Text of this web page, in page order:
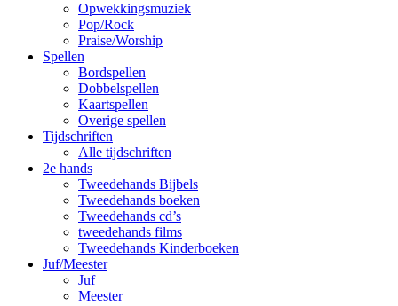
Opwekkingsmuziek
Pop/Rock
Praise/Worship
Spellen
Bordspellen
Dobbelspellen
Kaartspellen
Overige spellen
Tijdschriften
Alle tijdschriften
2e hands
Tweedehands Bijbels
Tweedehands boeken
Tweedehands cd’s
tweedehands films
Tweedehands Kinderboeken
Juf/Meester
Juf
Meester